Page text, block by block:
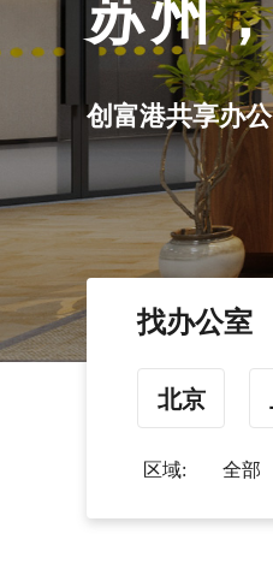
会议
小程序充值积
找办公室
北京
区域: 全部